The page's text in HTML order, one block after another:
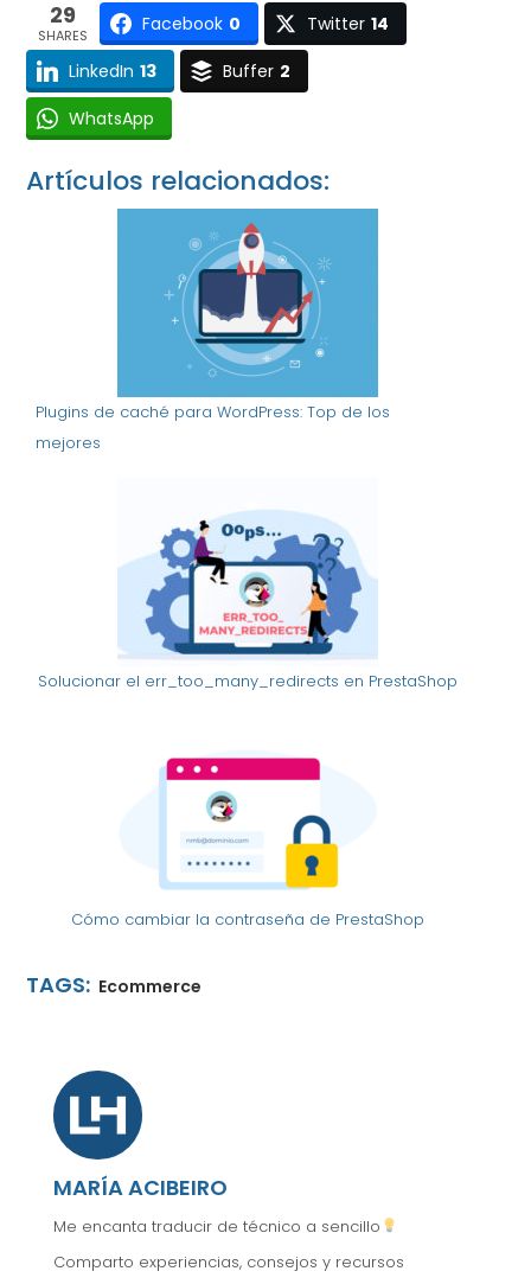
29
SHARES Facebook 0 Twitter 14
LinkedIn 13 Buffer 2
WhatsApp
Artículos relacionados:
Plugins de caché para WordPress: Top de los
mejores
Solucionar el err_too_many_redirects en PrestaShop
Cómo cambiar la contraseña de PrestaShop
TAGS: Ecommerce
MARÍA ACIBEIRO
Me encanta traducir de técnico a sencillo
Comparto experiencias, consejos y recursos